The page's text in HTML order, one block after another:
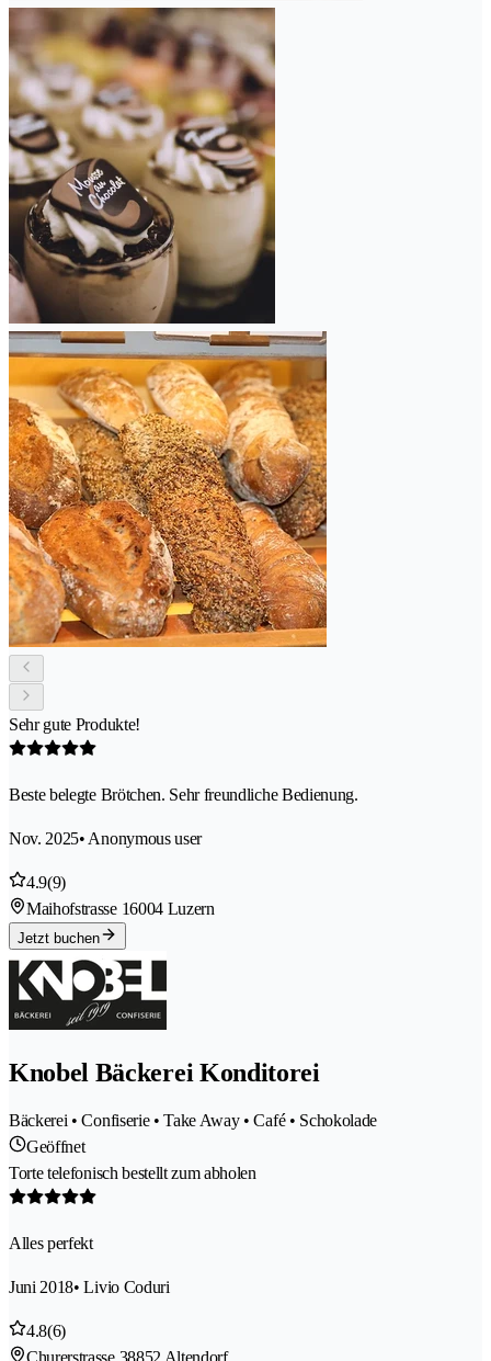
Sehr gute Produkte!
Beste belegte Brötchen. Sehr freundliche Bedienung.
Nov. 2025• Anonymous user
4.9(9)
Maihofstrasse 16004 Luzern
Jetzt buchen
Knobel Bäckerei Konditorei
Bäckerei • Confiserie • Take Away • Café • Schokolade
Geöffnet
Torte telefonisch bestellt zum abholen
Alles perfekt
Juni 2018• Livio Coduri
4.8(6)
Churerstrasse 38852 Altendorf